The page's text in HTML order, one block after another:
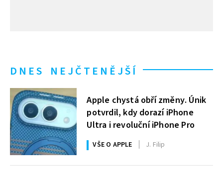
DNES NEJČTENĚJŠÍ
Apple chystá obří změny. Únik
potvrdil, kdy dorazí iPhone
Ultra i revoluční iPhone Pro
VŠE O APPLE J. Filip